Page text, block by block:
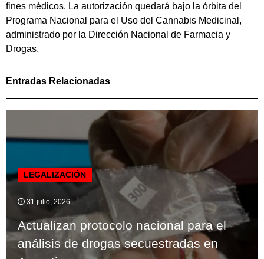
fines médicos. La autorización quedará bajo la órbita del
Programa Nacional para el Uso del Cannabis Medicinal,
administrado por la Dirección Nacional de Farmacia y
Drogas.
Entradas Relacionadas
LEGALIZACIÓN
31 julio, 2026
Actualizan protocolo nacional para el
análisis de drogas secuestradas en